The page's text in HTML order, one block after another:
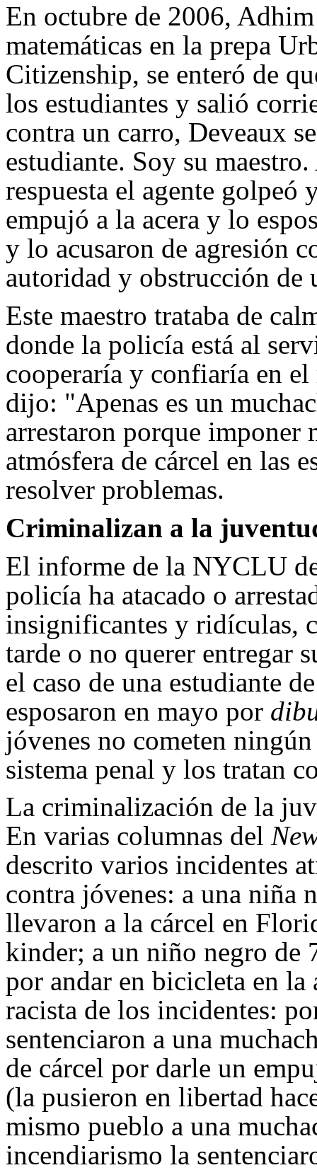
En octubre de 2006,
matemáticas en la prepa
Citizenship, se enteró de
los estudiantes y salió
contra un carro, Deveaux
estudiante. Soy su
respuesta el agente golpeó
empujó a la acera y lo
y lo acusaron de agresión
autoridad y obstrucción
Este maestro trataba de
donde la policía está al
cooperaría y confiaría en
dijo: "Apenas es un
arrestaron porque imponer
atmósfera de cárcel en las
resolver problemas.
Criminalizan a la
El informe de la NYCLU
policía ha atacado o
insignificantes y ridículas,
tarde o no querer entregar
el caso de una estudiante
esposaron en mayo por
jóvenes no cometen
sistema penal y los tratan
La criminalización de la
En varias columnas del
descrito varios incidentes
contra jóvenes: a una niña
llevaron a la cárcel en
kinder; a un niño negro de
por andar en bicicleta en la
racista de los incidentes:
sentenciaron a una
de cárcel por darle un
(la pusieron en libertad
mismo pueblo a una
incendiarismo la